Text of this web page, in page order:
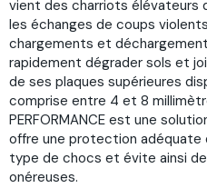
vient des charriots élévateurs
les échanges de coups
chargements et
rapidement dégrader sols et
de ses plaques supérieures
comprise entre 4 et 8
PERFORMANCE est une
offre une protection
type de chocs et évite ainsi
onéreuses.